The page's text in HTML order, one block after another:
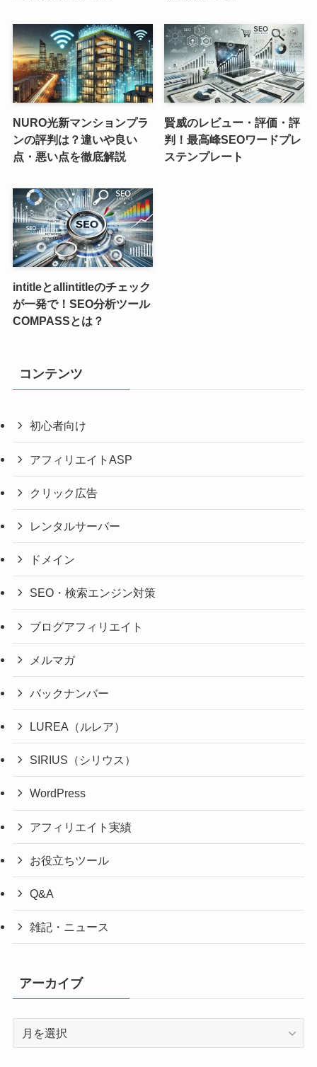
NURO光新マンションプラ
ンの評判は？違いや良い
点・悪い点を徹底解説
賢威のレビュー・評価・評
判！最高峰SEOワードプレ
ステンプレート
intitleとallintitleのチェック
が一発で！SEO分析ツール
COMPASSとは？
コンテンツ
初心者向け
アフィリエイトASP
クリック広告
レンタルサーバー
ドメイン
SEO・検索エンジン対策
ブログアフィリエイト
メルマガ
バックナンバー
LUREA（ルレア）
SIRIUS（シリウス）
WordPress
アフィリエイト実績
お役立ちツール
Q&A
雑記・ニュース
アーカイブ